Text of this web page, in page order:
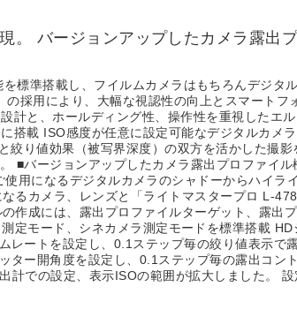
。 バージョンアップしたカメラ露出
標準搭載し、フイルムカメラはもちろんデジタ
採用により、大幅な視認性の向上とスマートフ
計と、ホールディング性、操作性を重視したエ
搭載 ISO感度が任意に設定可能なデジタルカメ
り値効果（被写界深度）の双方を活かした撮
■バージョンアップしたカメラ露出プロファイ
用になるデジタルカメラのシャドーからハイラ
るカメラ、レンズと「ライトマスタープロ L-
成には、露出プロファイルターゲット、露出
モード、シネカメラ測定モードを標準搭載 HD
ートを設定し、0.1ステップ毎の絞り値表示で
ター開角度を設定し、0.1ステップ毎の露出コン
での設定、表示ISOの範囲が拡大しました。